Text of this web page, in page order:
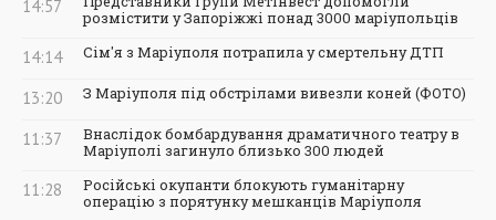
14:57
розмістити у Запоріжжі понад 3000 маріупольців
14:14 Сім'я з Маріуполя потрапила у смертельну ДТП
13:20 З Маріуполя під обстрілами вивезли коней (ФОТО)
11:37
Внаслідок бомбардування драматичного театру в
Маріуполі загинуло близько 300 людей
11:28
Російські окупанти блокують гуманітарну
операцію з порятунку мешканців Маріуполя